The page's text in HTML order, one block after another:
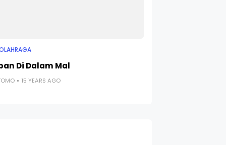
Di Dalam Mal
15 YEARS AGO